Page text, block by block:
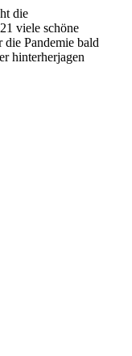
die
viele schöne
Pandemie bald
hinterherjagen